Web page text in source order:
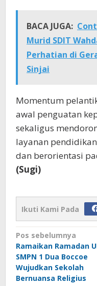
BACA JUGA:
Murid SDIT
Perhatian di
Sinjai
Momentum
awal penguatan
sekaligus
layanan
dan berorientasi
(Sugi)
Ikuti Kami Pada
Navigasi
pos
Pos sebelumnya
Ramaikan Ramadan
SMPN 1 Dua Boccoe
Wujudkan Sekolah
Bernuansa Religius